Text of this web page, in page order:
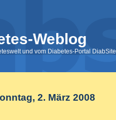
Weblog
und vom Diabetes-Portal DiabSite
2. März 2008